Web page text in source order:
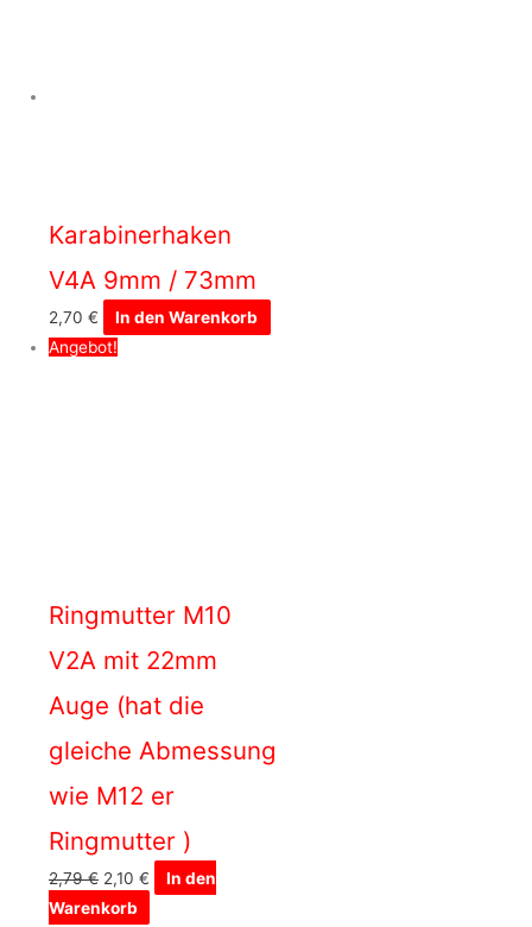
Karabinerhaken
V4A 9mm / 73mm
2,70€
In den Warenkorb
Angebot!
Ringmutter M10
V2A mit 22mm
Auge (hat die
gleiche Abmessung
wie M12 er
Ringmutter )
2,79€ 2,10€
In den
Warenkorb